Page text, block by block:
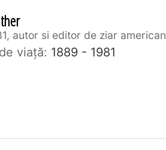
autor si editor de ziar american
viaţă: 1889 - 1981